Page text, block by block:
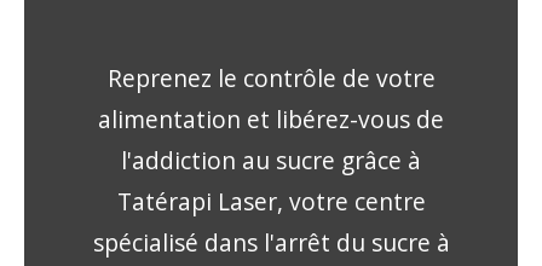
Reprenez le contrôle de votre
alimentation et libérez-vous de
l'addiction au sucre grâce à
Tatérapi Laser, votre centre
spécialisé dans l'arrêt du sucre à